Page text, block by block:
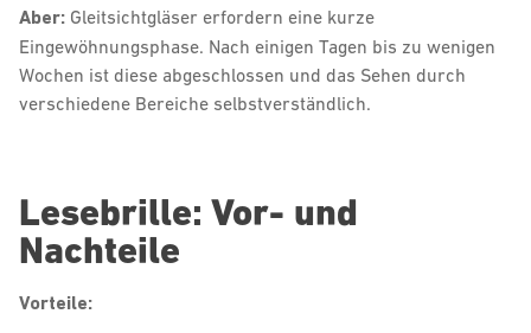
Aber: Gleitsichtgläser erfordern eine kurze
Eingewöhnungsphase. Nach einigen Tagen bis zu wenigen
Wochen ist diese abgeschlossen und das Sehen durch
verschiedene Bereiche selbstverständlich.
Lesebrille: Vor- und
Nachteile
Vorteile: